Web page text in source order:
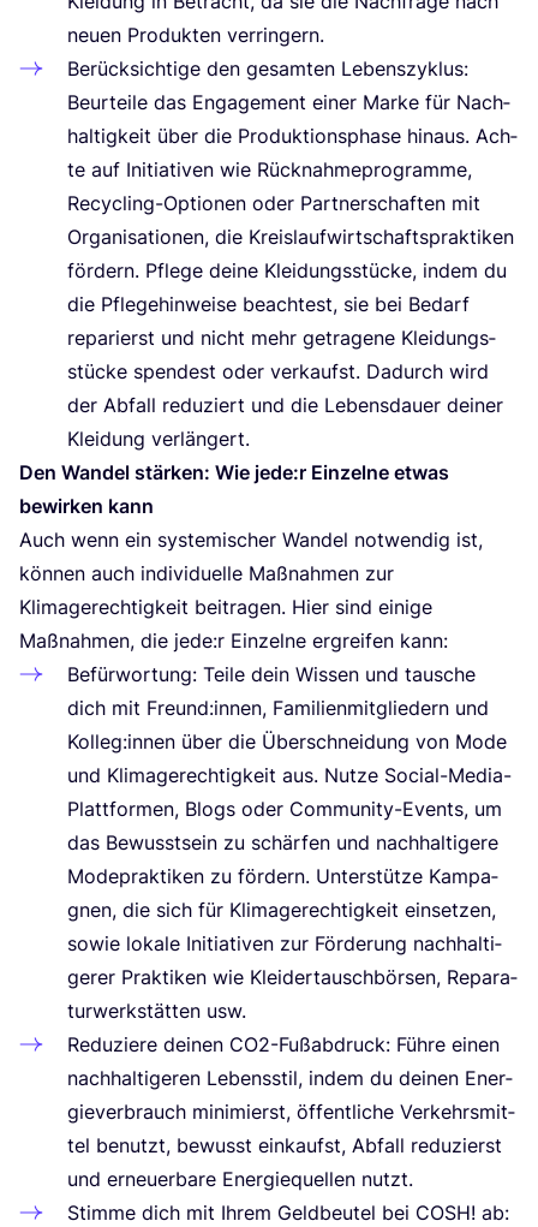
neu­en Pro­duk­ten verringern.
Berück­sich­ti­ge den gesam­ten Lebens­zy­klus:
Beur­tei­le das Enga­ge­ment einer Mar­ke für Nach­
hal­tig­keit über die Pro­duk­ti­ons­pha­se hin­aus. Ach­
te auf Initia­ti­ven wie Rück­nah­me­pro­gram­me,
Recy­cling-Optio­nen oder Part­ner­schaf­ten mit
Orga­ni­sa­tio­nen, die Kreis­lauf­wirt­schafts­prak­ti­ken
för­dern. Pfle­ge dei­ne Klei­dungs­stü­cke, indem du
die Pfle­ge­hin­wei­se beach­test, sie bei Bedarf
repa­rierst und nicht mehr getra­ge­ne Klei­dungs­
stü­cke spen­dest oder ver­kaufst. Dadurch wird
der Abfall redu­ziert und die Lebens­dau­er dei­ner
Klei­dung verlängert.
Den Wan­del stär­ken: Wie jede:r Ein­zel­ne etwas
bewir­ken kann
Auch wenn ein sys­te­mi­scher Wan­del not­wen­dig ist,
kön­nen auch indi­vi­du­el­le Maß­nah­men zur
Kli­ma­ge­rech­tig­keit bei­tra­gen. Hier sind eini­ge
Maß­nah­men, die jede:r Ein­zel­ne ergrei­fen kann:
Befür­wor­tung: Tei­le dein Wis­sen und tau­sche
dich mit Freund:innen, Fami­li­en­mit­glie­dern und
Kolleg:innen über die Über­schnei­dung von Mode
und Kli­ma­ge­rech­tig­keit aus. Nut­ze Social-Media-
Platt­for­men, Blogs oder Com­mu­ni­ty-Events, um
das Bewusst­sein zu schär­fen und nach­hal­ti­ge­re
Mode­prak­ti­ken zu för­dern. Unter­stüt­ze Kam­pa­
gnen, die sich für Kli­ma­ge­rech­tig­keit ein­set­zen,
sowie loka­le Initia­ti­ven zur För­de­rung nach­hal­ti­
ge­rer Prak­ti­ken wie Klei­der­tausch­bör­sen, Repa­ra­
tur­werk­stät­ten usw.
Redu­zie­re dei­nen CO2-Fuß­ab­druck: Füh­re einen
nach­hal­ti­ge­ren Lebens­stil, indem du dei­nen Ener­
gie­ver­brauch mini­mierst, öffent­li­che Ver­kehrs­mit­
tel benutzt, bewusst ein­kaufst, Abfall redu­zierst
und erneu­er­ba­re Ener­gie­quel­len nutzt.
Stim­me dich mit Ihrem Geld­beu­tel bei COSH! ab: